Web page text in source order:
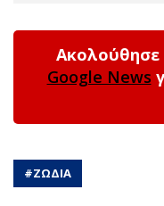
Ακολούθησε
Google News
#ΖΩΔΙΑ